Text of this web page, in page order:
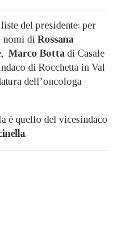
del presidente: per
nomi di Rossana
Marco Botta di Casale
di Rocchetta in Val
dell’oncologa
è quello del vicesindaco
.